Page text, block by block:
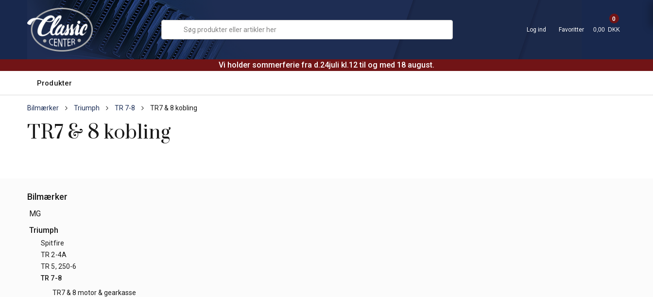
Vi holder sommerferie fra d.24juli kl.12 til og med 18 august.
Log ind Favoritter
0
0,00 DKK
Produkter
Bilmærker Triumph TR 7-8 TR7 & 8 kobling
TR7 & 8 kobling
Bilmærker
MG
Triumph
Spitfire
TR 2-4A
TR 5, 250-6
TR 7-8
TR7 & 8 motor & gearkasse